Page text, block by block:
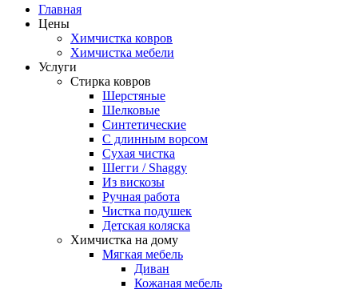
Главная
Цены
Химчистка ковров
Химчистка мебели
Услуги
Стирка ковров
Шерстяные
Шелковые
Синтетические
С длинным ворсом
Сухая чистка
Шегги / Shaggy
Из вискозы
Ручная работа
Чистка подушек
Детская коляска
Химчистка на дому
Мягкая мебель
Диван
Кожаная мебель